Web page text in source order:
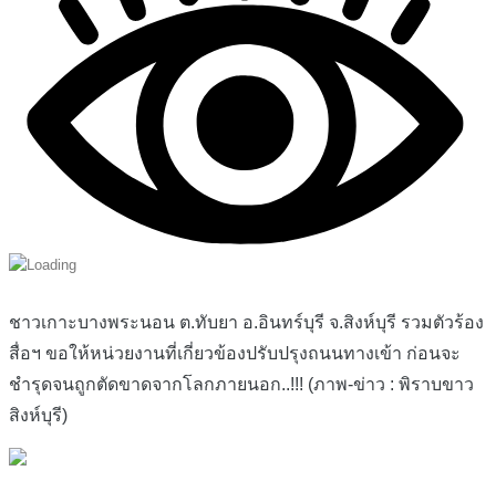
ชาวเกาะบางพระนอน ต.ทับยา อ.อินทร์บุรี จ.สิงห์บุรี รวมตัวร้อง
สื่อฯ ขอให้หน่วยงานที่เกี่ยวข้องปรับปรุงถนนทางเข้า ก่อนจะ
ชำรุดจนถูกตัดขาดจากโลกภายนอก..!!! (ภาพ-ข่าว : พิราบขาว
สิงห์บุรี)